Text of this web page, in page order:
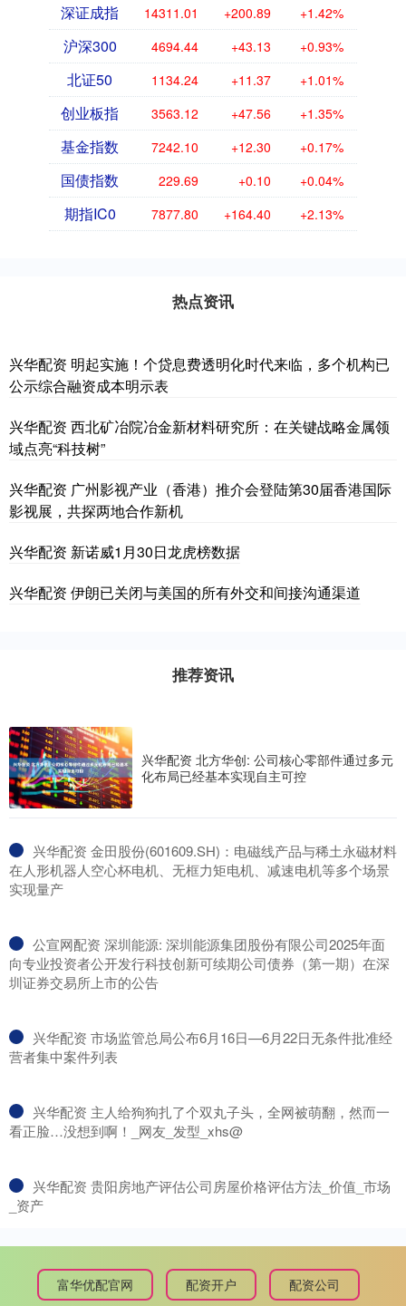
深证成指 14311.01 +200.89 +1.42%
沪深300 4694.44 +43.13 +0.93%
北证50 1134.24 +11.37 +1.01%
创业板指 3563.12 +47.56 +1.35%
基金指数 7242.10 +12.30 +0.17%
国债指数 229.69 +0.10 +0.04%
期指IC0 7877.80 +164.40 +2.13%
热点资讯
兴华配资 明起实施！个贷息费透明化时代来临，多个机构已
公示综合融资成本明示表
兴华配资 西北矿冶院冶金新材料研究所：在关键战略金属领
域点亮“科技树”
兴华配资 广州影视产业（香港）推介会登陆第30届香港国际
影视展，共探两地合作新机
兴华配资 新诺威1月30日龙虎榜数据
兴华配资 伊朗已关闭与美国的所有外交和间接沟通渠道
推荐资讯
兴华配资 北方华创: 公司核心零部件通过多元
化布局已经基本实现自主可控
​兴华配资 金田股份(601609.SH)：电磁线产品与稀土永磁材料
在人形机器人空心杯电机、无框力矩电机、减速电机等多个场景
实现量产
​公宣网配资 深圳能源: 深圳能源集团股份有限公司2025年面
向专业投资者公开发行科技创新可续期公司债券（第一期）在深
圳证券交易所上市的公告
​兴华配资 市场监管总局公布6月16日—6月22日无条件批准经
营者集中案件列表
​兴华配资 主人给狗狗扎了个双丸子头，全网被萌翻，然而一
看正脸…没想到啊！_网友_发型_xhs@
​兴华配资 贵阳房地产评估公司房屋价格评估方法_价值_市场
_资产
富华优配官网 配资开户 配资公司